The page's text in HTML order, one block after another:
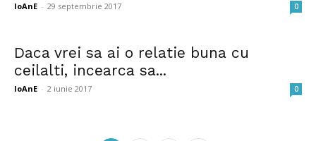
IoAnE - 29 septembrie 2017 0
Daca vrei sa ai o relatie buna cu
ceilalti, incearca sa...
IoAnE - 2 iunie 2017 0